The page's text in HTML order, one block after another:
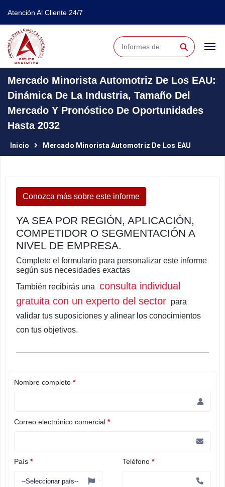
Atención Al Cliente 24/7
⚲
Mercado Minorista Automotriz De Los EAU:
Dinámica De La Industria, Tamaño Del
Mercado Y Pronóstico De Oportunidades
Hasta 2032
Inicio Mercado Minorista Automotriz De Los EAU
Conozca más sobre este informe
YA SEA POR REGIÓN, APLICACIÓN,
COMPETIDOR O SEGMENTACIÓN A
NIVEL DE EMPRESA.
Complete el formulario para personalizar este informe
según sus necesidades exactas
También recibirás una consulta individual
gratuita con un experto del sector para
validar tus suposiciones y alinear los conocimientos
con tus objetivos.
Nombre completo *
Correo electrónico comercial *
País * Teléfono *